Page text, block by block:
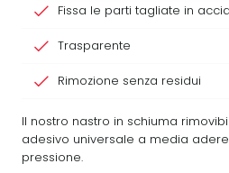
Fissa le parti tagliate in
Trasparente
Rimozione senza residui
Il nostro nastro in schiuma
adesivo universale a media
pressione.